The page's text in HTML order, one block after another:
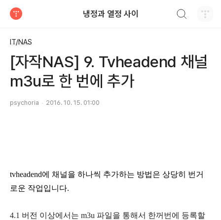
냉정과 열정 사이
IT/NAS
[자작NAS] 9. Tvheadend 채널
m3u로 한 번에 추가
psychoria 2016. 10. 15. 01:00
tvheadend에 채널을 하나씩 추가하는 방법은 상당히 번거
로운 작업입니다.
4.1 버전 이상에서는 m3u 파일을 통해서 한꺼번에 등록할